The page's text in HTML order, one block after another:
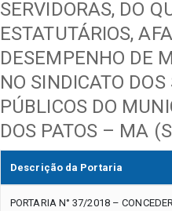
SERVIDORAS, DO
ESTATUTÁRIOS,
DESEMPENHO DE
NO SINDICATO DOS
PÚBLICOS DO
DOS PATOS – MA
Descrição da Portaria
PORTARIA N° 37/2018 –